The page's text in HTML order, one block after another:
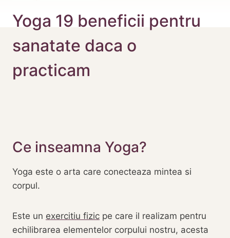
Yoga 19 beneficii pentru
sanatate daca o
practicam
Ce inseamna Yoga?
Yoga este o arta care conecteaza mintea si
corpul.
Este un exercitiu fizic pe care il realizam pentru
echilibrarea elementelor corpului nostru, acesta